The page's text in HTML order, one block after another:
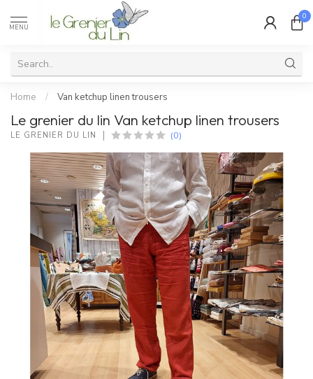
MENU
0
Home / Van ketchup linen trousers
Le grenier du lin Van ketchup linen trousers
LE GRENIER DU LIN (0)